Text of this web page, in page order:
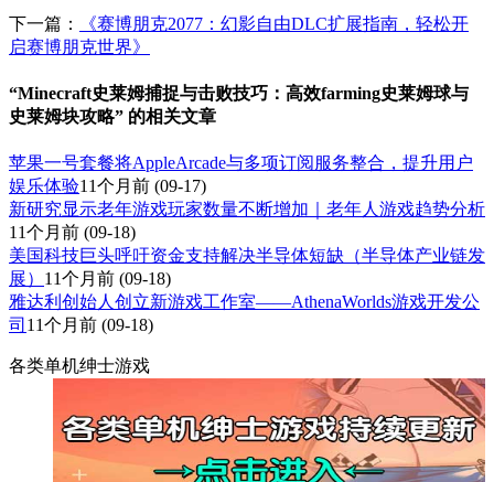
下一篇：
《赛博朋克2077：幻影自由DLC扩展指南，轻松开
启赛博朋克世界》
“Minecraft史莱姆捕捉与击败技巧：高效farming史莱姆球与
史莱姆块攻略” 的相关文章
苹果一号套餐将AppleArcade与多项订阅服务整合，提升用户
娱乐体验11个月前 (09-17)
新研究显示老年游戏玩家数量不断增加｜老年人游戏趋势分析
11个月前 (09-18)
美国科技巨头呼吁资金支持解决半导体短缺（半导体产业链发
展） 11个月前 (09-18)
雅达利创始人创立新游戏工作室——AthenaWorlds游戏开发公
司 11个月前 (09-18)
各类单机绅士游戏